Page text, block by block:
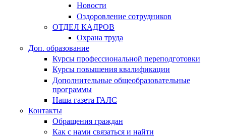
Новости
Оздоровление сотрудников
ОТДЕЛ КАДРОВ
Охрана труда
Доп. образование
Курсы профессиональной переподготовки
Курсы повышения квалификации
Дополнительные общеобразовательные
программы
Наша газета ГАЛС
Контакты
Обращения граждан
Как с нами связаться и найти